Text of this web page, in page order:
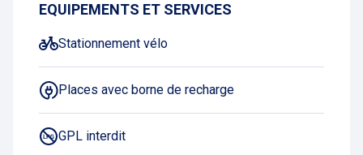
EQUIPEMENTS ET SERVICES
Stationnement vélo
Places avec borne de recharge
GPL interdit